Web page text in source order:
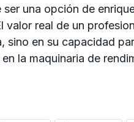
una opción de
valor real de un
sino en su capacidad
la maquinaria de